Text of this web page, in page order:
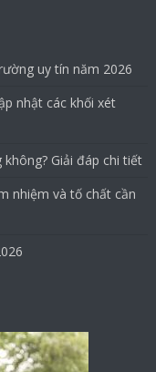
uy tín năm 2026
nhật các khối xét
Giải đáp chi tiết
nhiệm và tố chất cần